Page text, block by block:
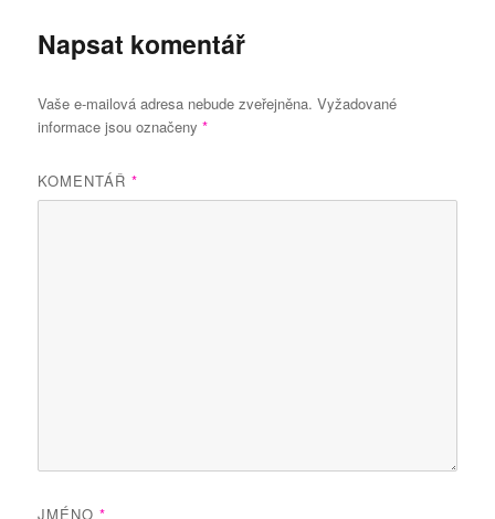
Napsat komentář
Vaše e-mailová adresa nebude zveřejněna. Vyžadované
informace jsou označeny*
KOMENTÁŘ*
JMÉNO*